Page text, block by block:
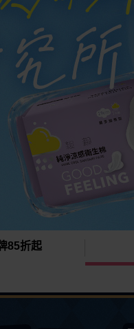
85折起